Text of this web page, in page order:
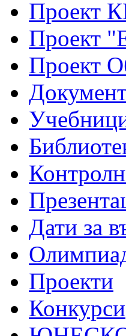
Проект
Проект
Проект
Дати за
Проекти
Конкурси